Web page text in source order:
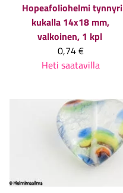
Hopeafoliohelmi tynnyri
kukalla 14x18 mm,
valkoinen, 1 kpl
0,74 €
Heti saatavilla